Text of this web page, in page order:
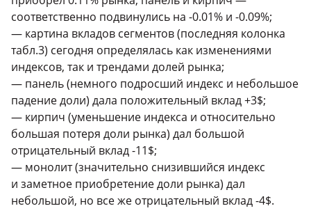
соответственно подвинулись на -0.01% и -0.09%;
— картина вкладов сегментов (последняя колонка
табл.3) сегодня определялась как изменениями
индексов, так и трендами долей рынка;
— панель (немного подросший индекс и небольшое
падение доли) дала положительный вклад +3$;
— кирпич (уменьшение индекса и относительно
большая потеря доли рынка) дал большой
отрицательный вклад -11$;
— монолит (значительно снизившийся индекс
и заметное приобретение доли рынка) дал
небольшой, но все же отрицательный вклад -4$.